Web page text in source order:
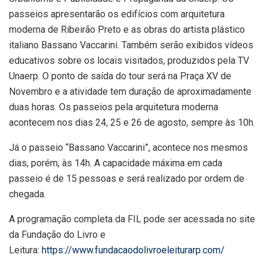
passeios apresentarão os edifícios com arquitetura
moderna de Ribeirão Preto e as obras do artista plástico
italiano Bassano Vaccarini. Também serão exibidos vídeos
educativos sobre os locais visitados, produzidos pela TV
Unaerp. O ponto de saída do tour será na Praça XV de
Novembro e a atividade tem duração de aproximadamente
duas horas. Os passeios pela arquitetura moderna
acontecem nos dias 24, 25 e 26 de agosto, sempre às 10h.
Já o passeio “Bassano Vaccarini”, acontece nos mesmos
dias, porém, às 14h. A capacidade máxima em cada
passeio é de 15 pessoas e será realizado por ordem de
chegada.
A programação completa da FIL pode ser acessada no site
da Fundação do Livro e
Leitura: https://www.fundacaodolivroeleiturarp.com/